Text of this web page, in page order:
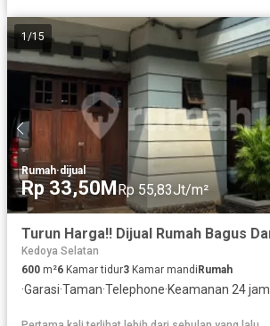
1/15
Rumah·dijual
Rp 33,50MRp 55,83Jt/m²
Kedoya Selatan
600 m²6 Kamar tidur3 Kamar mandiRumah
·Garasi·Taman·Telephone·Keamanan 24 jam